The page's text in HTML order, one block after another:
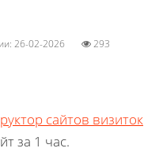
26-02-2026 293
сайтов визиток
за 1 час.